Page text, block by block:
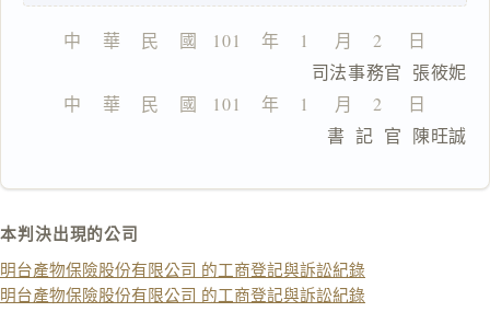
中    華    民    國   101    年    1     月    2     日
                      司法事務官  張筱妮
中    華    民    國   101    年    1     月    2     日
                      書  記  官  陳旺誠
本判決出現的公司
明台產物保險股份有限公司 的工商登記與訴訟紀錄
明台產物保險股份有限公司 的工商登記與訴訟紀錄
鍵
全
複製給 AI
去換行複製
匯出 PDF
精美列印